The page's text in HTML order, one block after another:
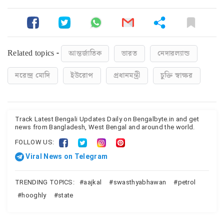
Related topics - আন্তর্জাতিক ভারত
নেদারল্যান্ড
নরেন্দ্র মোদি
ইউরোপ প্রধানমন্ত্রী চুক্তি স্বাক্ষর
Track Latest Bengali Updates Daily on Bengalbyte.in and get
news from Bangladesh, West Bengal and around the world.
FOLLOW US:
Viral News on Telegram
TRENDING TOPICS: aajkal swasthyabhawan
petrol
hooghly
state